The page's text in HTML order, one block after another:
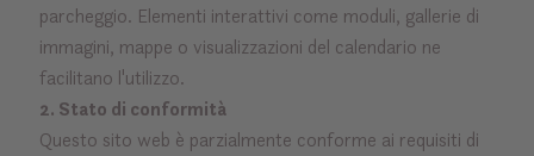
parcheggio. Elementi interattivi come moduli, gallerie di
immagini, mappe o visualizzazioni del calendario ne
facilitano l'utilizzo.
2. Stato di conformità
Questo sito web è parzialmente conforme ai requisiti di